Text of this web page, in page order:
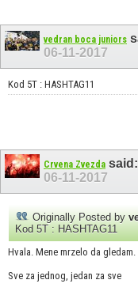
vedran boca juniors
06-11-2017
Kod 5T : HASHTAG11
Crvena Zvezda said:
06-11-2017
Originally Posted by
Kod 5T : HASHTAG11
Hvala. Mene mrzelo da gledam.
Sve za jednog, jedan za sve